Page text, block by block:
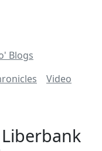
Blogs
Video